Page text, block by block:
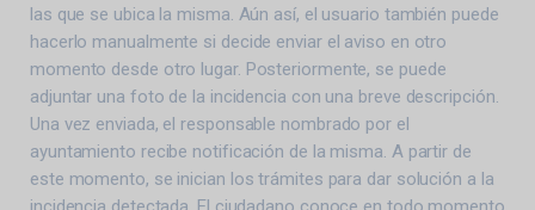
las que se ubica la misma. Aún así, el usuario también puede
hacerlo manualmente si decide enviar el aviso en otro
momento desde otro lugar. Posteriormente, se puede
adjuntar una foto de la incidencia con una breve descripción.
Una vez enviada, el responsable nombrado por el
ayuntamiento recibe notificación de la misma. A partir de
este momento, se inician los trámites para dar solución a la